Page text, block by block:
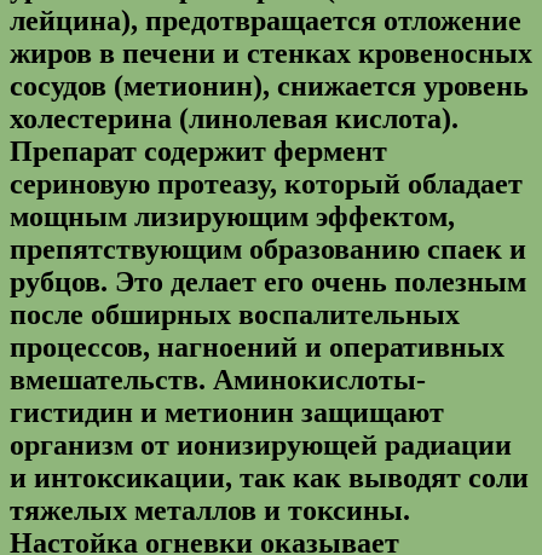
лейцина), предотвращается отложение
жиров в печени и стенках кровеносных
сосудов (метионин), снижается уровень
холестерина (линолевая кислота).
Препарат содержит фермент
сериновую протеазу, который обладает
мощным лизирующим эффектом,
препятствующим образованию спаек и
рубцов. Это делает его очень полезным
после обширных воспалительных
процессов, нагноений и оперативных
вмешательств. Аминокислоты-
гистидин и метионин защищают
организм от ионизирующей радиации
и интоксикации, так как выводят соли
тяжелых металлов и токсины.
Настойка огневки оказывает